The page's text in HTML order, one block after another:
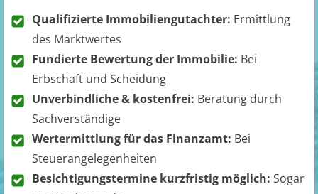
Qualifizierte Immobiliengutachter: Ermittlung
des Marktwertes
Fundierte Bewertung der Immobilie: Bei
Erbschaft und Scheidung
Unverbindliche & kostenfrei: Beratung durch
Sachverständige
Wertermittlung für das Finanzamt: Bei
Steuerangelegenheiten
Besichtigungstermine kurzfristig möglich: Sogar